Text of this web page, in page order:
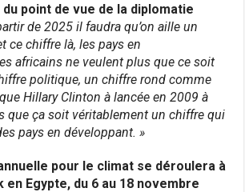
point de vue de la diplomatie
de 2025 il faudra qu’on aille un
ce chiffre là, les pays en
africains ne veulent plus que ce soit
politique, un chiffre rond comme
Hillary Clinton à lancée en 2009 à
que ça soit véritablement un chiffre qui
pays en développant. »
pour le climat se déroulera à
en Egypte, du 6 au 18 novembre